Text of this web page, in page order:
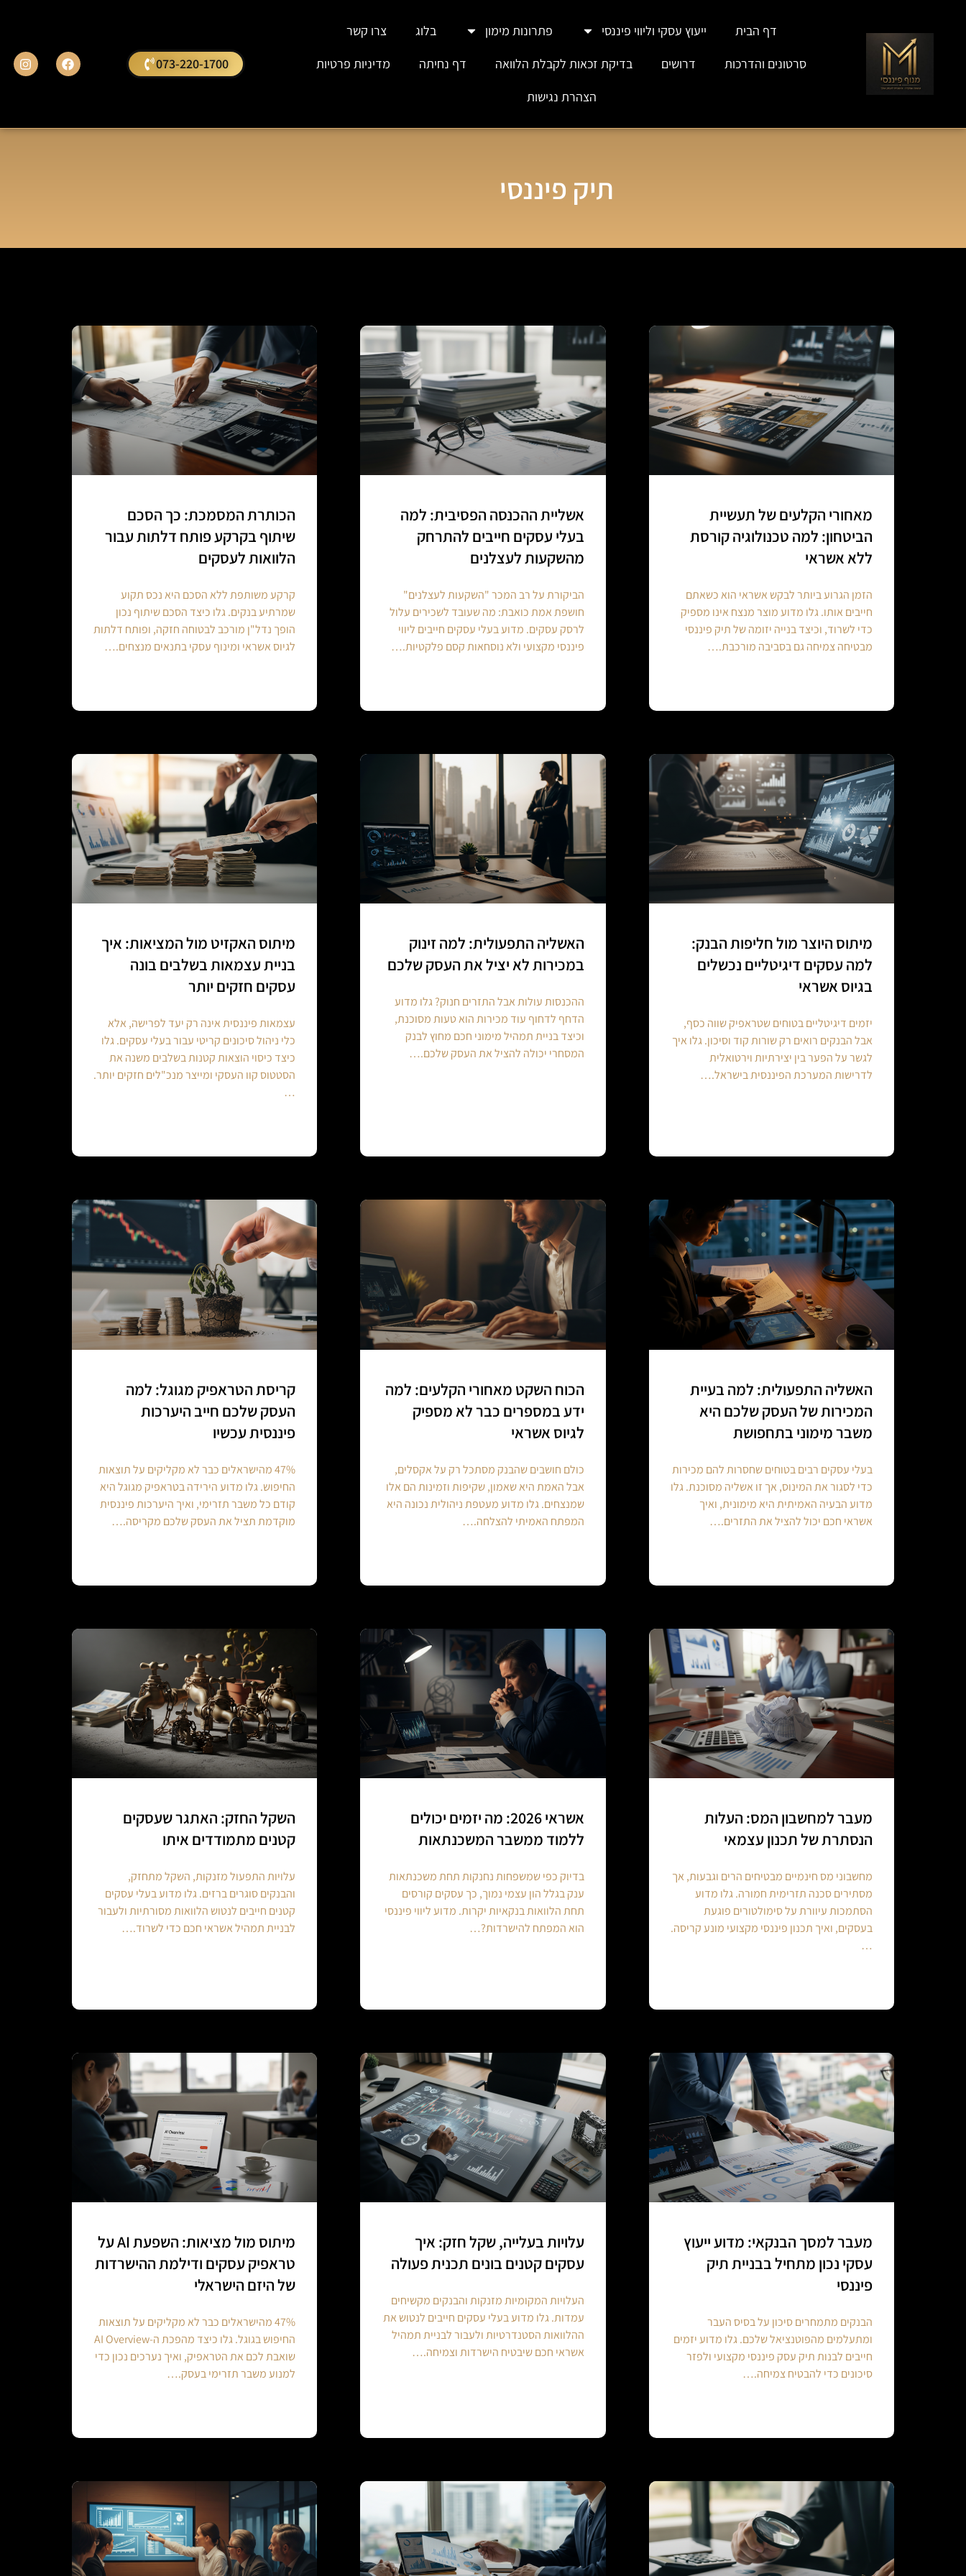
דף הבית ייעוץ עסקי וליווי פיננסי פתרונות מימון בלוג
צרו קשר
סרטונים והדרכות
דרושים בדיקת זכאות לקבלת הלוואה דף נחיתה
מדיניות פרטיות
הצהרת נגישות
073-220-1700
תיק פיננסי
מאחורי הקלעים של תעשיית
הביטחון: למה טכנולוגיה קורסת
ללא אשראי
הזמן הגרוע ביותר לבקש אשראי הוא כשאתם
חייבים אותו. גלו מדוע מוצר מנצח אינו מספיק
כדי לשרוד, וכיצד בנייה יזומה של תיק פיננסי
מבטיחה צמיחה גם בסביבה מורכבת.…
אשליית ההכנסה הפסיבית: למה
בעלי עסקים חייבים להתרחק
מהשקעות לעצלנים
הביקורת על רב המכר "השקעות לעצלנים"
חושפת אמת כואבת: מה שעובד לשכירים עלול
לרסק עסקים. מדוע בעלי עסקים חייבים ליווי
פיננסי מקצועי ולא נוסחאות קסם פלקטיות.…
הכותרת המסמכת: כך הסכם
שיתוף בקרקע פותח דלתות עבור
הלוואות לעסקים
קרקע משותפת ללא הסכם היא נכס תקוע
שמרתיע בנקים. גלו כיצד הסכם שיתוף נכון
הופך נדל"ן מורכב לבטוחה חזקה, ופותח דלתות
לגיוס אשראי ומינוף עסקי בתנאים מנצחים.…
מיתוס היוצר מול חליפות הבנק:
למה עסקים דיגיטליים נכשלים
בגיוס אשראי
יזמים דיגיטליים בטוחים שטראפיק שווה כסף,
אבל הבנקים רואים רק שורות קוד וסיכון. גלו איך
לגשר על הפער בין יצירתיות וירטואלית
לדרישות המערכת הפיננסית בישראל.…
האשליה התפעולית: למה זינוק
במכירות לא יציל את העסק שלכם
ההכנסות עולות אבל התזרים חנוק? גלו מדוע
הדחף לדחוף עוד מכירות הוא טעות מסוכנת,
וכיצד בניית תמהיל מימוני חכם מחוץ לבנק
המסחרי יכולה להציל את העסק שלכם.…
מיתוס האקזיט מול המציאות: איך
בניית עצמאות בשלבים בונה
עסקים חזקים יותר
עצמאות פיננסית אינה רק יעד לפרישה, אלא
כלי ניהול סיכונים קריטי עבור בעלי עסקים. גלו
כיצד כיסוי הוצאות קטנות בשלבים משנה את
הסטטוס קוו העסקי ומייצר מנכ"לים חזקים יותר.
…
האשליה התפעולית: למה בעיית
המכירות של העסק שלכם היא
משבר מימוני בתחפושת
בעלי עסקים רבים בטוחים שחסרות להם מכירות
כדי לסגור את המינוס, אך זו אשליה מסוכנת. גלו
מדוע הבעיה האמיתית היא מימונית, ואיך
אשראי חכם יכול להציל את התזרים.…
הכוח השקט מאחורי הקלעים: למה
ידע במספרים כבר לא מספיק
לגיוס אשראי
כולם חושבים שהבנק מסתכל רק על אקסלים,
אבל האמת היא שאמון, שקיפות וזמינות הם אלו
שמנצחים. גלו מדוע מעטפת ניהולית נכונה היא
המפתח האמיתי להצלחה.…
קריסת הטראפיק מגוגל: למה
העסק שלכם חייב היערכות
פיננסית עכשיו
47% מהישראלים כבר לא מקליקים על תוצאות
החיפוש. גלו מדוע הירידה בטראפיק מגוגל היא
קודם כל משבר תזרימי, ואיך היערכות פיננסית
מוקדמת תציל את העסק שלכם מקריסה.…
מעבר למחשבון המס: העלות
הנסתרת של תכנון עצמאי
מחשבוני מס חינמיים מבטיחים הרים וגבעות, אך
מסתירים סכנה תזרימית חמורה. גלו מדוע
הסתמכות עיוורת על סימולטורים פוגעת
בעסקים, ואיך תכנון פיננסי מקצועי מונע קריסה.
…
אשראי 2026: מה יזמים יכולים
ללמוד ממשבר המשכנתאות
בדיוק כפי שמשפחות נחנקות תחת משכנתאות
ענק בגלל הון עצמי נמוך, כך עסקים קורסים
תחת הלוואות בנקאיות יקרות. מדוע ליווי פיננסי
הוא המפתח להישרדות?…
השקל החזק: האתגר שעסקים
קטנים מתמודדים איתו
עלויות התפעול מזנקות, השקל מתחזק,
והבנקים סוגרים ברזים. גלו מדוע בעלי עסקים
קטנים חייבים לנטוש הלוואות מסורתיות ולעבור
לבניית תמהיל אשראי חכם כדי לשרוד.…
מעבר למסך הבנקאי: מדוע ייעוץ
עסקי נכון מתחיל בבניית תיק
פיננסי
הבנקים מתמחרים סיכון על בסיס העבר
ומתעלמים מהפוטנציאל שלכם. גלו מדוע יזמים
חייבים לבנות תיק עסק פיננסי מקצועי ולפזר
סיכונים כדי להבטיח צמיחה.…
עלויות בעלייה, שקל חזק: איך
עסקים קטנים בונים תכנית פעולה
העלויות המקומיות מזנקות והבנקים מקשיחים
עמדות. גלו מדוע בעלי עסקים חייבים לנטוש את
ההלוואות הסטנדרטיות ולעבור לבניית תמהיל
אשראי חכם שיבטיח הישרדות וצמיחה.…
מיתוס מול מציאות: השפעת AI על
טראפיק עסקים ודילמת ההישרדות
של היזם הישראלי
47% מהישראלים כבר לא מקליקים על תוצאות
החיפוש בגוגל. גלו כיצד מהפכת ה-AI Overview
שואבת לכם את הטראפיק, ואיך נערכים נכון כדי
למנוע משבר תזרימי בעסק.…